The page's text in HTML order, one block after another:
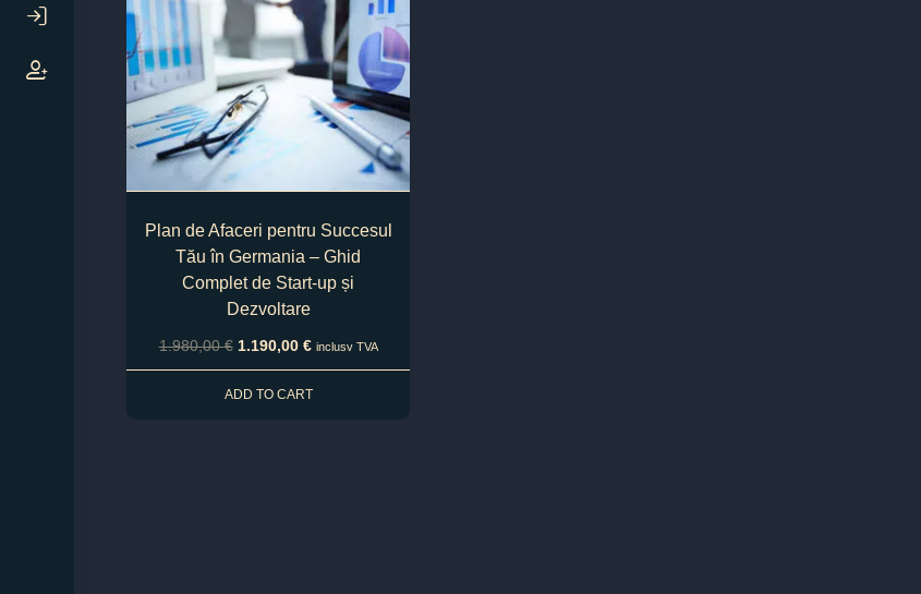
Plan de Afaceri pentru Succesul
Tău în Germania – Ghid
Complet de Start-up și
Dezvoltare
1.980,00€ 1.190,00 € inclusv TVA
ADD TO CART